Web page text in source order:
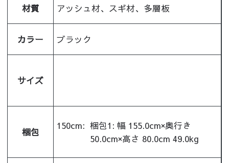
材質 アッシュ材、スギ材、多層板
カラー ブラック
サイズ
梱包
150cm: 梱包1: 幅 155.0cm×奥行き
50.0cm×高さ 80.0cm 49.0kg